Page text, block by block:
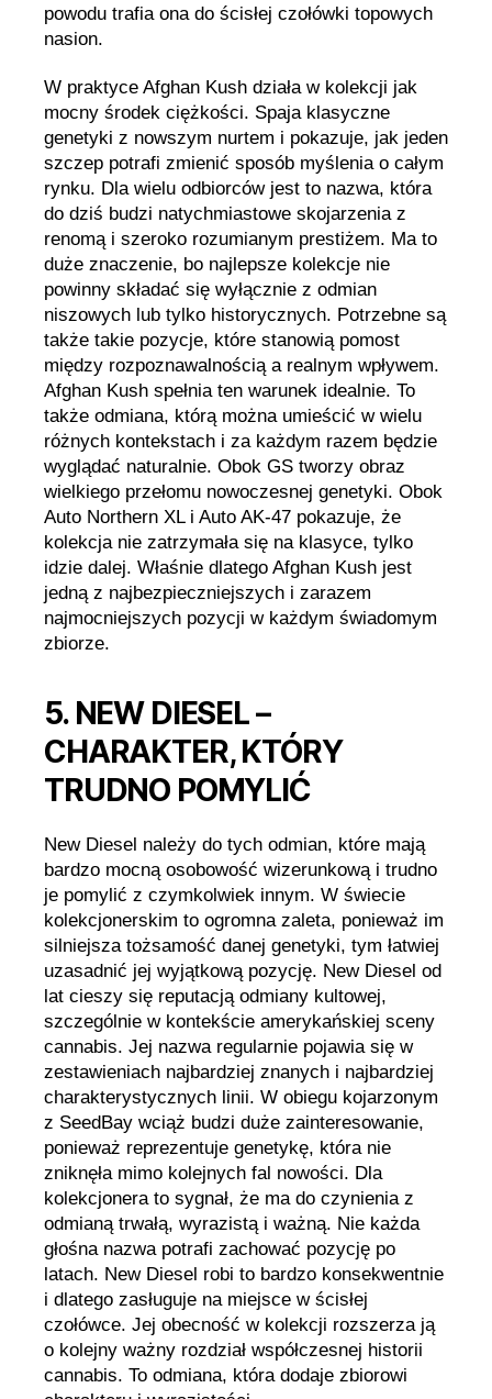
powodu trafia ona do ścisłej czołówki topowych
nasion.
W praktyce Afghan Kush działa w kolekcji jak
mocny środek ciężkości. Spaja klasyczne
genetyki z nowszym nurtem i pokazuje, jak jeden
szczep potrafi zmienić sposób myślenia o całym
rynku. Dla wielu odbiorców jest to nazwa, która
do dziś budzi natychmiastowe skojarzenia z
renomą i szeroko rozumianym prestiżem. Ma to
duże znaczenie, bo najlepsze kolekcje nie
powinny składać się wyłącznie z odmian
niszowych lub tylko historycznych. Potrzebne są
także takie pozycje, które stanowią pomost
między rozpoznawalnością a realnym wpływem.
Afghan Kush spełnia ten warunek idealnie. To
także odmiana, którą można umieścić w wielu
różnych kontekstach i za każdym razem będzie
wyglądać naturalnie. Obok GS tworzy obraz
wielkiego przełomu nowoczesnej genetyki. Obok
Auto Northern XL i Auto AK-47 pokazuje, że
kolekcja nie zatrzymała się na klasyce, tylko
idzie dalej. Właśnie dlatego Afghan Kush jest
jedną z najbezpieczniejszych i zarazem
najmocniejszych pozycji w każdym świadomym
zbiorze.
5. NEW DIESEL –
CHARAKTER, KTÓRY
TRUDNO POMYLIĆ
New Diesel należy do tych odmian, które mają
bardzo mocną osobowość wizerunkową i trudno
je pomylić z czymkolwiek innym. W świecie
kolekcjonerskim to ogromna zaleta, ponieważ im
silniejsza tożsamość danej genetyki, tym łatwiej
uzasadnić jej wyjątkową pozycję. New Diesel od
lat cieszy się reputacją odmiany kultowej,
szczególnie w kontekście amerykańskiej sceny
cannabis. Jej nazwa regularnie pojawia się w
zestawieniach najbardziej znanych i najbardziej
charakterystycznych linii. W obiegu kojarzonym
z SeedBay wciąż budzi duże zainteresowanie,
ponieważ reprezentuje genetykę, która nie
zniknęła mimo kolejnych fal nowości. Dla
kolekcjonera to sygnał, że ma do czynienia z
odmianą trwałą, wyrazistą i ważną. Nie każda
głośna nazwa potrafi zachować pozycję po
latach. New Diesel robi to bardzo konsekwentnie
i dlatego zasługuje na miejsce w ścisłej
czołówce. Jej obecność w kolekcji rozszerza ją
o kolejny ważny rozdział współczesnej historii
cannabis. To odmiana, która dodaje zbiorowi